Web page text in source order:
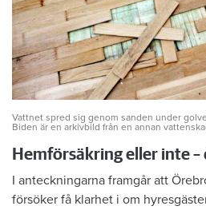
Vattnet spred sig genom sanden under
Biden är en arkivbild från en annan
Hemförsäkring eller inte –
I anteckningarna framgår att
försöker få klarhet i om